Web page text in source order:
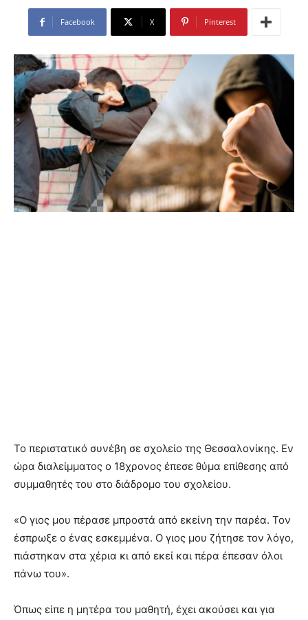
Facebook X Pinterest
Το περιστατικό συνέβη σε σχολείο της Θεσσαλονίκης. Εν
ώρα διαλείμματος ο 18χρονος έπεσε θύμα επίθεσης από
συμμαθητές του στο διάδρομο του σχολείου.
«Ο γιος μου πέρασε μπροστά από εκείνη την παρέα. Τον
έσπρωξε ο ένας εσκεμμένα. Ο γιος μου ζήτησε τον λόγο,
πιάστηκαν στα χέρια κι από εκεί και πέρα έπεσαν όλοι
πάνω του».
Όπως είπε η μητέρα του μαθητή, έχει ακούσει και για